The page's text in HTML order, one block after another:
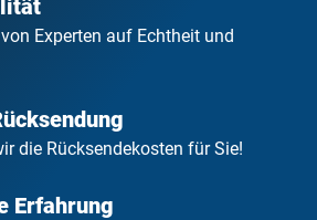
Experten auf Echtheit und
die Rücksendekosten für Sie!
Erfahrung